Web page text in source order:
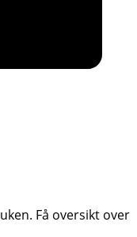
Få oversikt over